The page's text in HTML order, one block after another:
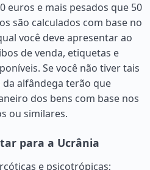
euros e mais pesados que 50
são calculados com base no
você deve apresentar ao
de venda, etiquetas e
Se você não tiver tais
alfândega terão que
dos bens com base nos
ou similares.
para a Ucrânia
e psicotrópicas;